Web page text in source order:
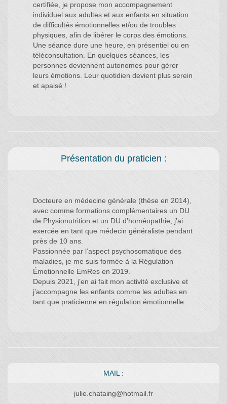
certifiée, je propose mon accompagnement
individuel aux adultes et aux enfants en situation
de difficultés émotionnelles et/ou de troubles
physiques, afin de libérer le corps des émotions.
Une séance dure une heure, en présentiel ou en
téléconsultation. En quelques séances, les
personnes deviennent autonomes pour gérer
leurs émotions. Leur quotidien devient plus serein
et apaisé !
Présentation du praticien :
Docteure en médecine générale (thèse en 2014),
avec comme formations complémentaires un DU
de Physionutrition et un DU d’homéopathie, j’ai
exercée en tant que médecin généraliste pendant
près de 10 ans.
Passionnée par l’aspect psychosomatique des
maladies, je me suis formée à la Régulation
Émotionnelle EmRes en 2019.
Depuis 2021, j’en ai fait mon activité exclusive et
j’accompagne les enfants comme les adultes en
tant que praticienne en régulation émotionnelle.
MAIL :
julie.chataing@hotmail.fr